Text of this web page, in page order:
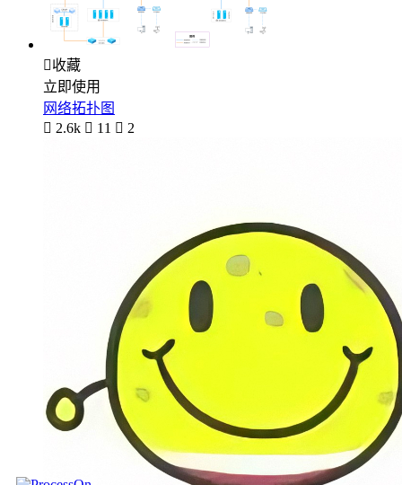
收藏
立即使用
网络拓扑图
 2.6k  11  2